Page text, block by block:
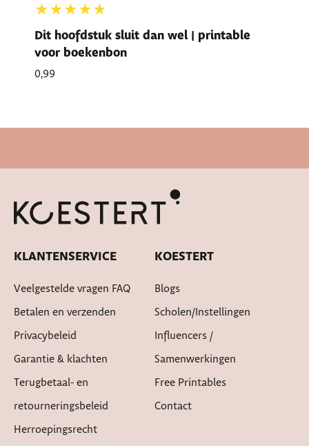
★★★★★
Dit hoofdstuk sluit dan wel | printable
voor boekenbon
0,99
KLANTENSERVICE
Veelgestelde vragen FAQ
Betalen en verzenden
Privacybeleid
Garantie & klachten
Terugbetaal- en
retourneringsbeleid
Herroepingsrecht
KOESTERT
Blogs
Scholen/instellingen
Influencers /
Samenwerkingen
Free Printables
Contact